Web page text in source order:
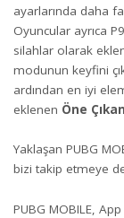
ayarlarında daha
Oyuncular ayrıca
silahlar olarak
modunun keyfini
ardından en iyi
eklenen Öne
Yaklaşan PUBG
bizi takip etmeye
PUBG MOBILE,